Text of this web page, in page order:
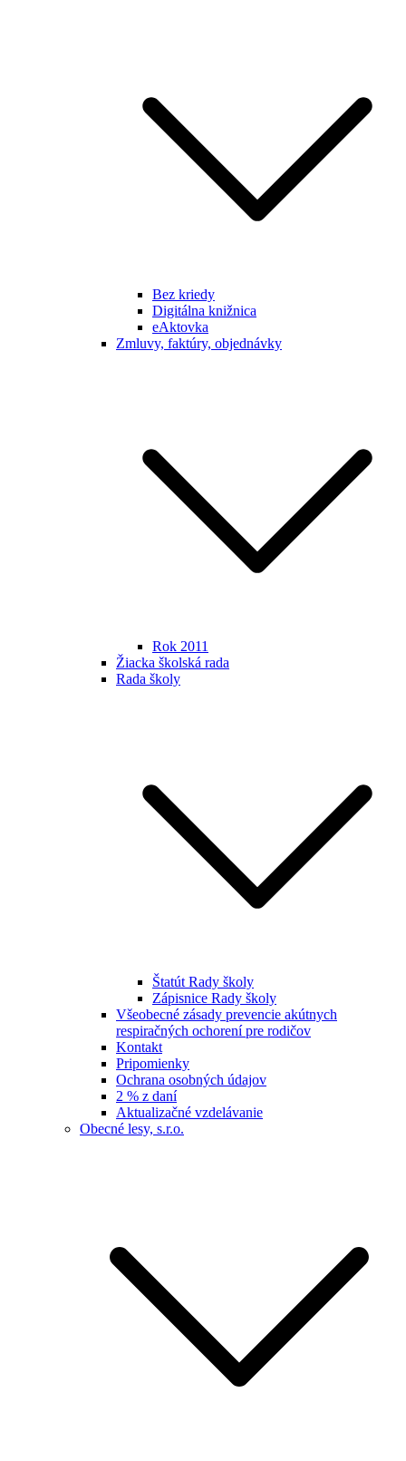
Bez kriedy
Digitálna knižnica
eAktovka
Zmluvy, faktúry, objednávky
Rok 2011
Žiacka školská rada
Rada školy
Štatút Rady školy
Zápisnice Rady školy
Všeobecné zásady prevencie akútnych
respiračných ochorení pre rodičov
Kontakt
Pripomienky
Ochrana osobných údajov
2 % z daní
Aktualizačné vzdelávanie
Obecné lesy, s.r.o.